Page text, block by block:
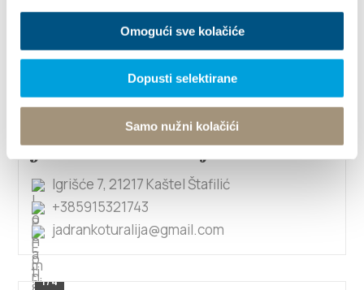
Omogući sve kolačiće
Dopusti selektirane
Samo nužni kolačići
Ulica Stipe Pense 13, 21217 Kaštel Štafilić
+385911978013
ivakovic.antonijo@gmail.com
Jadranko Turalija
Igrišće 7, 21217 Kaštel Štafilić
+385915321743
jadrankoturalija@gmail.com
1/4